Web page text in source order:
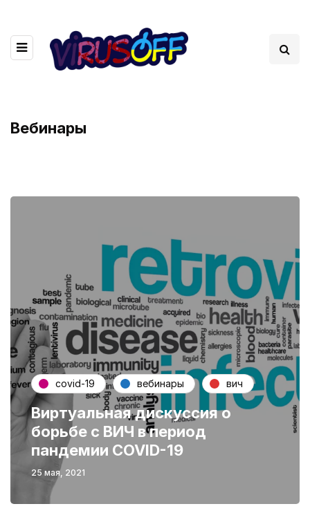
Вебинары
covid-19 вебинары вич
Виртуальная дискуссия о
борьбе с ВИЧ в период
пандемии COVID-19
25 мая, 2021